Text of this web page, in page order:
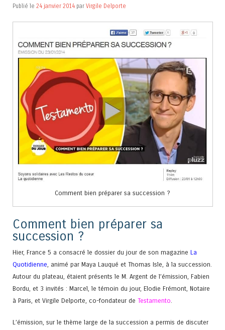
Publié le 24 janvier 2014 par Virgile Delporte
Comment bien préparer sa succession ?
Comment bien préparer sa
succession ?
Hier, France 5 a consacré le dossier du jour de son magazine La
Quotidienne , animé par Maya Lauqué et Thomas Isle, à la succession.
Autour du plateau, étaient présents le M. Argent de l’émission, Fabien
Bordu, et 3 invités : Marcel, le témoin du jour, Elodie Frémont, Notaire
à Paris, et Virgile Delporte, co-fondateur de Testamento
L’émission, sur le thème large de la succession a permis de discuter